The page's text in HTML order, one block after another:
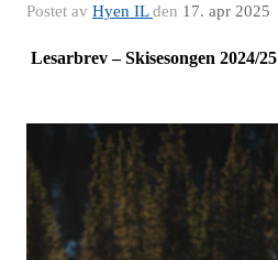
Postet av Hyen ILden 17. apr 2025
Lesarbrev – Skisesongen 2024/25